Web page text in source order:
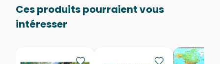
Ces produits pourraient vous
intéresser